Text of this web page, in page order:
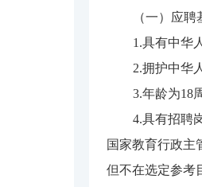
（一）应
1.具有中华
2.拥护中华
3.年龄为18
4.具有招聘
国家教育行政主
但不在选定参考